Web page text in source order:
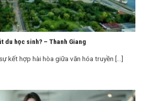
du học sinh? – Thanh Giang
kết hợp hài hòa giữa văn hóa truyền [...]